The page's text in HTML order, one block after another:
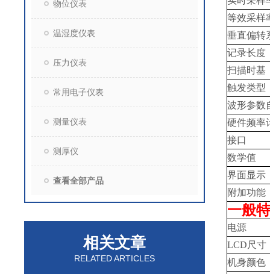
物位仪表
温湿度仪表
压力仪表
常用电子仪表
测量仪表
测厚仪
查看全部产品
相关文章
RELATED ARTICLES
等效采样
垂直偏转
记录长度
扫描时基
触发类型
波形参数
硬件频率
接口
数学值
界面显示
附加功能
一般
电源
LCD尺寸
机身颜色